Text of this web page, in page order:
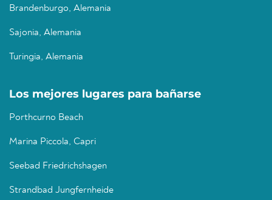
Brandenburgo, Alemania
Sajonia, Alemania
Turingia, Alemania
Los mejores lugares para bañarse
Porthcurno Beach
Marina Piccola, Capri
Seebad Friedrichshagen
Strandbad Jungfernheide